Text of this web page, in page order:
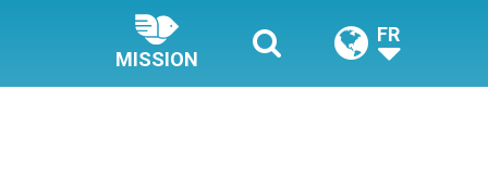
MISSION
FR